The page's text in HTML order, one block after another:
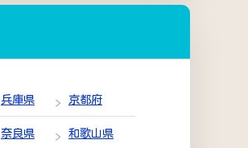
兵庫県 京都府
奈良県 和歌山県